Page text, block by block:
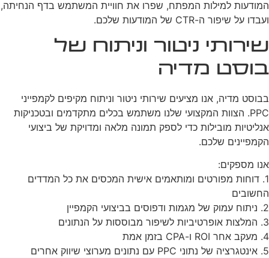
המודעות למילות המפתח, שפרו את חוויית המשתמש בדף הנחיתה,
ועבדו על שיפור ה-CTR של המודעות שלכם.
שירותי ניטור וניתוח של
בוסט מדיה
בבוסט מדיה, אנו מציעים שירותי ניטור וניתוח מקיפים לקמפייני
PPC. הצוות המקצועי שלנו משתמש בכלים מתקדמים ובטכניקות
אנליטיות מובילות כדי לספק תמונה מלאה ומדויקת של ביצועי
הקמפיינים שלכם.
אנו מספקים:
1. דוחות מפורטים ומותאמים אישית המכסים את כל המדדים
החשובים
2. ניתוח עמוק של מגמות ודפוסים בביצועי הקמפיין
3. המלצות אופרטיביות לשיפור מבוססות על הנתונים
4. מעקב אחר ROI ו-CPA בזמן אמת
5. אינטגרציה של נתוני PPC עם נתונים מערוצי שיווק אחרים